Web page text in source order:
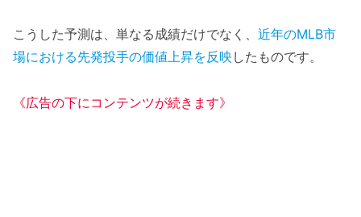
こうした予測は、単なる成績だけでなく、 近年のMLB市
場における先発投手の価値上昇を反映 したものです。
《広告の下にコンテンツが続きます》